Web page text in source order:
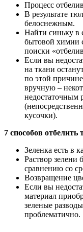
Процесс
В результате
белоснежным.
Найти синьку в
бытовой химии
поиски
Если вы
на ткани
по этой
вручную –
недостаточным
кусочки).
7 способов
Зеленка есть в
Раствор зелени
сравнению со
Возвращение
Если вы
материал
зеленые
проблематично.